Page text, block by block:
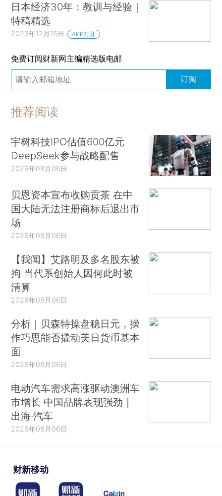
日本经济30年：教训与经验｜
特稿精选
2023年12月15日 APP打开
免费订阅财新网主编精选版电邮
订阅
推荐阅读
宇树科技IPO估值600亿元
DeepSeek参与战略配售
2026年08月06日
贝恩资本宣布收购贡茶 在中
国大陆无法注册商标后退出市
场
2026年08月06日
【我闻】艾路明及多名股东被
拘 当代系创始人因何此时被
清算
2026年08月06日
分析｜贝森特操盘稳日元，操
作巧思能否撬动美日货币基本
面
2026年08月06日
电动汽车需求高涨驱动澳洲车
市增长 中国品牌表现强劲｜
出海·汽车
2026年08月06日
财新移动